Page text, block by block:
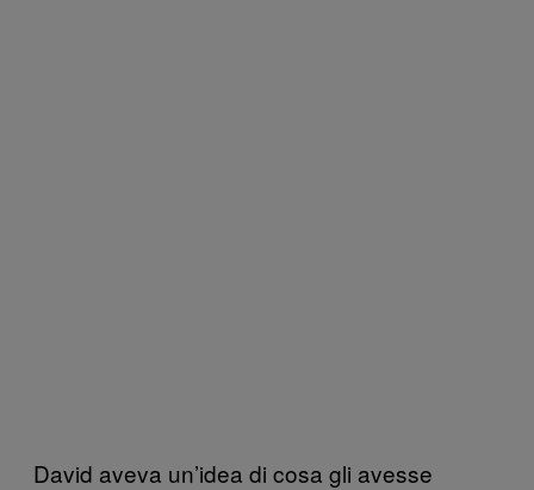
David aveva un’idea di cosa gli avesse